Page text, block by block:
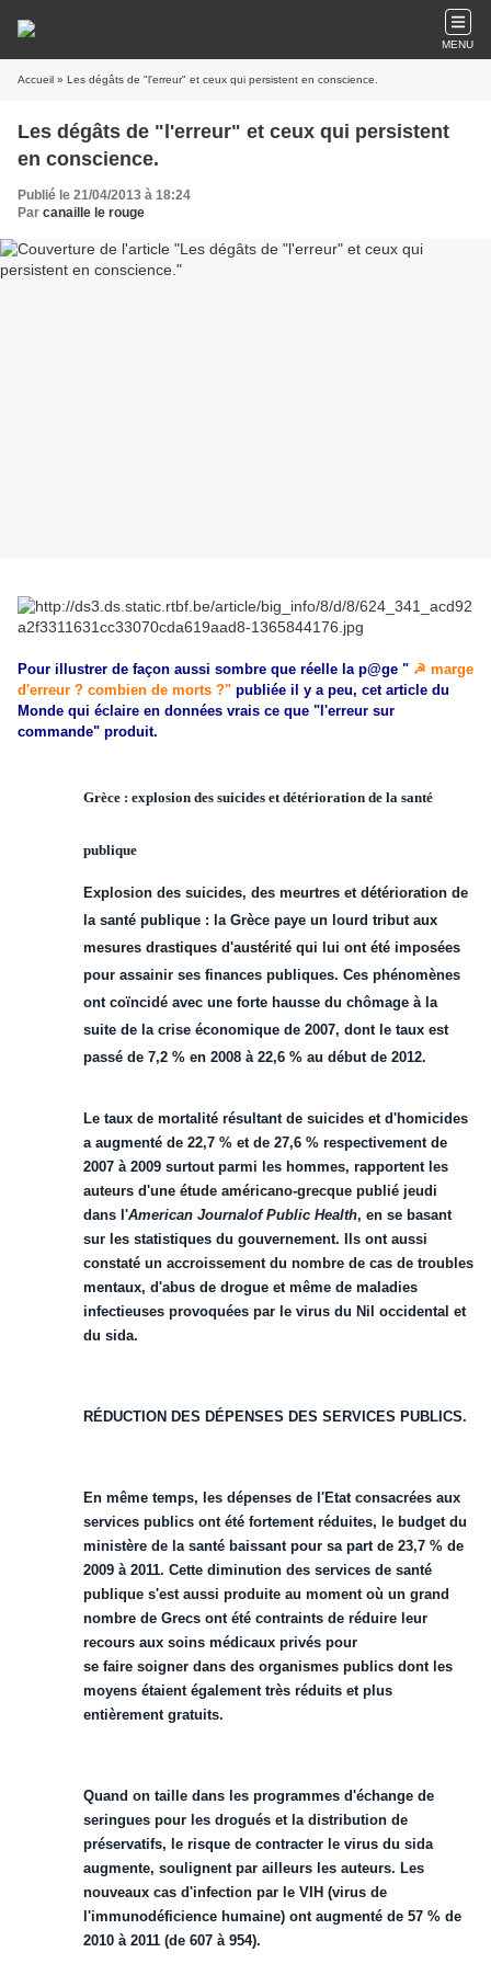
MENU
Accueil » Les dégâts de "l'erreur" et ceux qui persistent en conscience.
Les dégâts de "l'erreur" et ceux qui persistent
en conscience.
Publié le 21/04/2013 à 18:24
Par canaille le rouge
Pour illustrer de façon aussi sombre que réelle la p@ge " ☭ marge
d'erreur ? combien de morts ?" publiée il y a peu, cet article du
Monde qui éclaire en données vrais ce que "l'erreur sur
commande" produit.
Grèce : explosion des suicides et détérioration de la santé
publique
Explosion des suicides, des meurtres et détérioration de
la santé publique : la Grèce paye un lourd tribut aux
mesures drastiques d'austérité qui lui ont été imposées
pour assainir ses finances publiques. Ces phénomènes
ont coïncidé avec une forte hausse du chômage à la
suite de la crise économique de 2007, dont le taux est
passé de 7,2 % en 2008 à 22,6 % au début de 2012.
Le taux de mortalité résultant de suicides et d'homicides
a augmenté de 22,7 % et de 27,6 % respectivement de
2007 à 2009 surtout parmi les hommes, rapportent les
auteurs d'une étude américano-grecque publié jeudi
dans l'American JournalofPublic Health, en se basant
sur les statistiques du gouvernement. Ils ont aussi
constaté un accroissement du nombre de cas de troubles
mentaux, d'abus de drogue et même de maladies
infectieuses provoquées par le virus du Nil occidental et
du sida.
RÉDUCTION DES DÉPENSES DES SERVICES PUBLICS.
En même temps, les dépenses de l'Etat consacrées aux
services publics ont été fortement réduites, le budget du
ministère de la santé baissant pour sa part de 23,7 % de
2009 à 2011. Cette diminution des services de santé
publique s'est aussi produite au moment où un grand
nombre de Grecs ont été contraints de réduire leur
recours aux soins médicaux privés pour
se faire soigner dans des organismes publics dont les
moyens étaient également très réduits et plus
entièrement gratuits.
Quand on taille dans les programmes d'échange de
seringues pour les drogués et la distribution de
préservatifs, le risque de contracter le virus du sida
augmente, soulignent par ailleurs les auteurs. Les
nouveaux cas d'infection par le VIH (virus de
l'immunodéficience humaine) ont augmenté de 57 % de
2010 à 2011 (de 607 à 954).